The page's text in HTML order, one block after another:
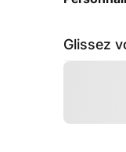
Glissez